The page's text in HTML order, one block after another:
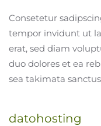
Consetetur
tempor invidunt ut
erat, sed diam
duo dolores et ea
sea takimata
datohosting